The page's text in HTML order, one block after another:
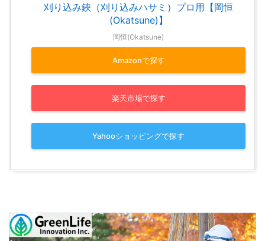
刈り込み鋏（刈り込みハサミ）プロ用【岡恒
(Okatsune)】
岡恒(Okatsune)
Amazonで探す
楽天市場で探す
Yahooショッピングで探す